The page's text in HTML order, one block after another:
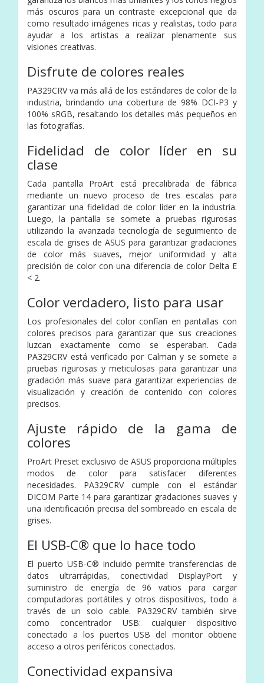
más oscuros para un contraste excepcional que da
como resultado imágenes ricas y realistas, todo para
ayudar a los artistas a realizar plenamente sus
visiones creativas.
Disfrute de colores reales
PA329CRV va más allá de los estándares de color de la
industria, brindando una cobertura de 98% DCI-P3 y
100% sRGB, resaltando los detalles más pequeños en
las fotografías.
Fidelidad de color líder en su
clase
Cada pantalla ProArt está precalibrada de fábrica
mediante un nuevo proceso de tres escalas para
garantizar una fidelidad de color líder en la industria.
Luego, la pantalla se somete a pruebas rigurosas
utilizando la avanzada tecnología de seguimiento de
escala de grises de ASUS para garantizar gradaciones
de color más suaves, mejor uniformidad y alta
precisión de color con una diferencia de color Delta E
< 2.
Color verdadero, listo para usar
Los profesionales del color confían en pantallas con
colores precisos para garantizar que sus creaciones
luzcan exactamente como se esperaban. Cada
PA329CRV está verificado por Calman y se somete a
pruebas rigurosas y meticulosas para garantizar una
gradación más suave para garantizar experiencias de
visualización y creación de contenido con colores
precisos.
Ajuste rápido de la gama de
colores
ProArt Preset exclusivo de ASUS proporciona múltiples
modos de color para satisfacer diferentes
necesidades. PA329CRV cumple con el estándar
DICOM Parte 14 para garantizar gradaciones suaves y
una identificación precisa del sombreado en escala de
grises.
El USB-C® que lo hace todo
El puerto USB-C® incluido permite transferencias de
datos ultrarrápidas, conectividad DisplayPort y
suministro de energía de 96 vatios para cargar
computadoras portátiles y otros dispositivos, todo a
través de un solo cable. PA329CRV también sirve
como concentrador USB: cualquier dispositivo
conectado a los puertos USB del monitor obtiene
acceso a otros periféricos conectados.
Conectividad expansiva